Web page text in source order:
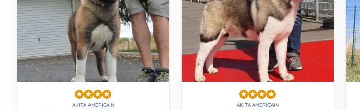
AKITA AMERICAIN AKITA AMERICAIN